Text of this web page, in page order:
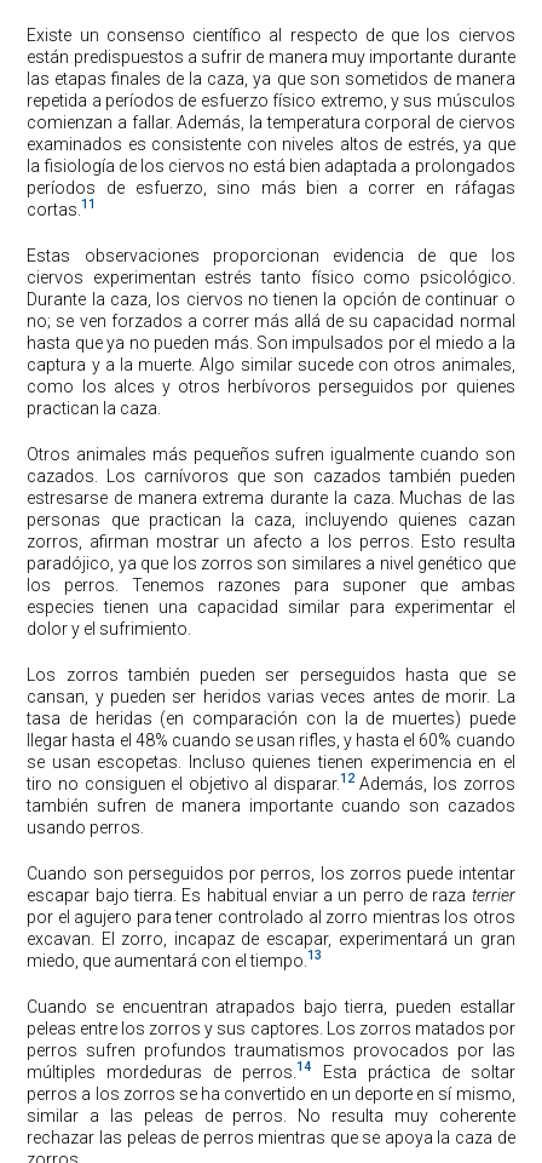
Existe un consenso científico al respecto de que los ciervos
están predispuestos a sufrir de manera muy importante durante
las etapas finales de la caza, ya que son sometidos de manera
repetida a períodos de esfuerzo físico extremo, y sus músculos
comienzan a fallar. Además, la temperatura corporal de ciervos
examinados es consistente con niveles altos de estrés, ya que
la fisiología de los ciervos no está bien adaptada a prolongados
períodos de esfuerzo, sino más bien a correr en ráfagas
cortas. 11
Estas observaciones proporcionan evidencia de que los
ciervos experimentan estrés tanto físico como psicológico.
Durante la caza, los ciervos no tienen la opción de continuar o
no; se ven forzados a correr más allá de su capacidad normal
hasta que ya no pueden más. Son impulsados por el miedo a la
captura y a la muerte. Algo similar sucede con otros animales,
como los alces y otros herbívoros perseguidos por quienes
practican la caza.
Otros animales más pequeños sufren igualmente cuando son
cazados. Los carnívoros que son cazados también pueden
estresarse de manera extrema durante la caza. Muchas de las
personas que practican la caza, incluyendo quienes cazan
zorros, afirman mostrar un afecto a los perros. Esto resulta
paradójico, ya que los zorros son similares a nivel genético que
los perros. Tenemos razones para suponer que ambas
especies tienen una capacidad similar para experimentar el
dolor y el sufrimiento.
Los zorros también pueden ser perseguidos hasta que se
cansan, y pueden ser heridos varias veces antes de morir. La
tasa de heridas (en comparación con la de muertes) puede
llegar hasta el 48% cuando se usan rifles, y hasta el 60% cuando
se usan escopetas. Incluso quienes tienen experimencia en el
tiro no consiguen el objetivo al disparar.12Además, los zorros
también sufren de manera importante cuando son cazados
usando perros.
Cuando son perseguidos por perros, los zorros puede intentar
escapar bajo tierra. Es habitual enviar a un perro de raza terrier
por el agujero para tener controlado al zorro mientras los otros
excavan. El zorro, incapaz de escapar, experimentará un gran
miedo, que aumentará con el tiempo. 13
Cuando se encuentran atrapados bajo tierra, pueden estallar
peleas entre los zorros y sus captores. Los zorros matados por
perros sufren profundos traumatismos provocados por las
múltiples mordeduras de perros. 14
Esta práctica de soltar
perros a los zorros se ha convertido en un deporte en sí mismo,
similar a las peleas de perros. No resulta muy coherente
rechazar las peleas de perros mientras que se apoya la caza de
zorros.